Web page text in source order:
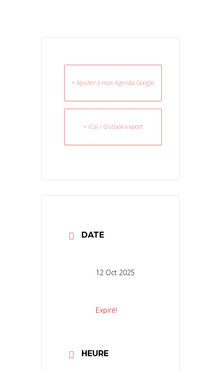
+ Ajouter à mon Agenda Google
+ iCal / Outlook export
DATE
12 Oct 2025
Expiré!
HEURE